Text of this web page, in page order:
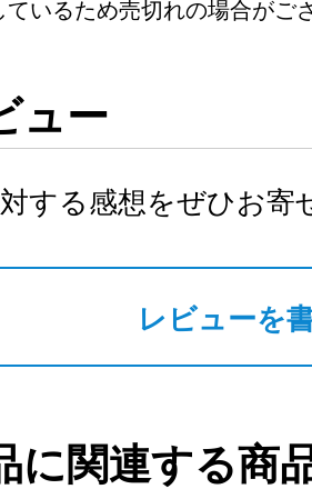
ているため売切れの場合がご
ュー
する感想をぜひお寄
レビューを
に関連する商